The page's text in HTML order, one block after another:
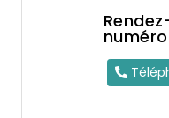
numéro